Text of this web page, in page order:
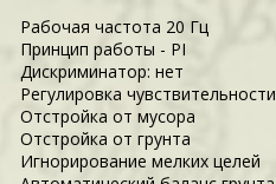
Рабочая частота 20 Гц
Принцип работы - PI
Дискриминатор: нет
Регулировка чувствительности
Отстройка от мусора
Отстройка от грунта
Игнорирование мелких целей